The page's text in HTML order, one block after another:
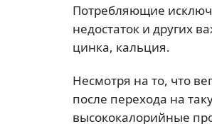
Потребляющие
недостаток и других
цинка, кальция.
Несмотря на то, что
после перехода на
высококалорийные